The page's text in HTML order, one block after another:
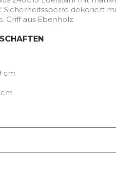
Sicherheitssperre dekoriert
Griff aus Ebenholz.
cm